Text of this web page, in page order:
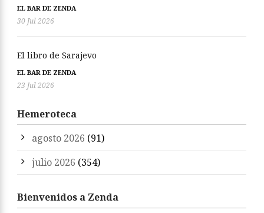
EL BAR DE ZENDA
30 Jul 2026
El libro de Sarajevo
EL BAR DE ZENDA
23 Jul 2026
Hemeroteca
agosto 2026 (91)
julio 2026 (354)
Bienvenidos a Zenda